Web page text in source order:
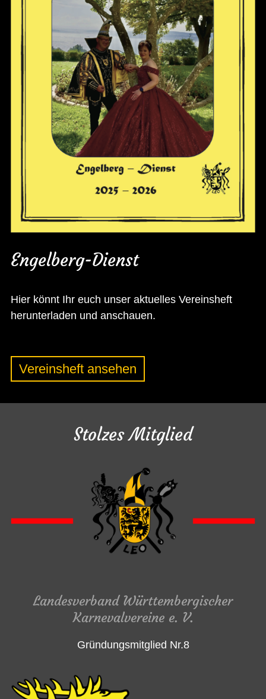
Engelberg-Dienst
Hier könnt Ihr euch unser aktuelles Vereinsheft
herunterladen und anschauen.
Vereinsheft ansehen
Stolzes Mitglied
Landesverband Württembergischer
Karnevalvereine e. V.
Gründungsmitglied Nr.8